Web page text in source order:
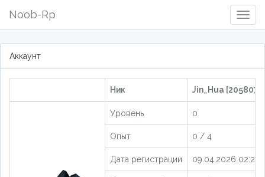
Noob-Rp
Аккаунт
Ник Jin_Hua [205807]
Уровень 0
Опыт 0 / 4
Дата регистрации 09.04.2026